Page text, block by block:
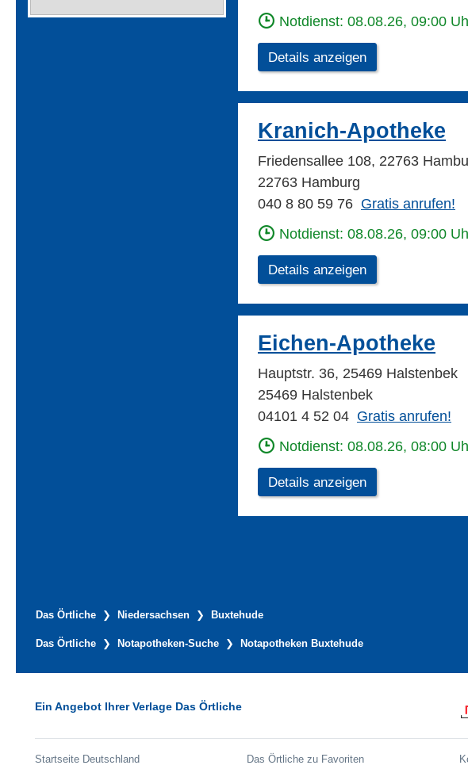
Notdienst: 08.08.26, 09:00
Details anzeigen
Kranich-Apotheke
Friedensallee 108, 22763
22763 Hamburg
040 8 80 59 76 Gratis anrufen!
Notdienst: 08.08.26, 09:00
Details anzeigen
Eichen-Apotheke
Hauptstr. 36, 25469 Halstenbek
25469 Halstenbek
04101 4 52 04 Gratis anrufen!
Notdienst: 08.08.26, 08:00
Details anzeigen
Das Örtliche Niedersachsen Buxtehude
Das Örtliche Notapotheken-Suche Notapotheken Buxtehude
Ein Angebot Ihrer Verlage Das Örtliche
Startseite Deutschland Das Örtliche zu Favoriten